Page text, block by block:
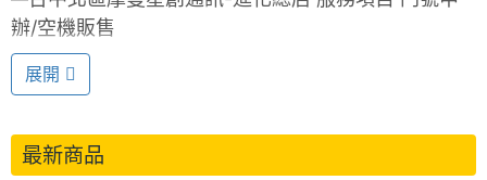
無卡分期(各類3C產品..皆可申辦)
專業維修
展開
最新商品